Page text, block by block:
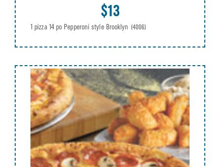
$13
1 pizza 14 po Pepperoni style Brooklyn (4006)